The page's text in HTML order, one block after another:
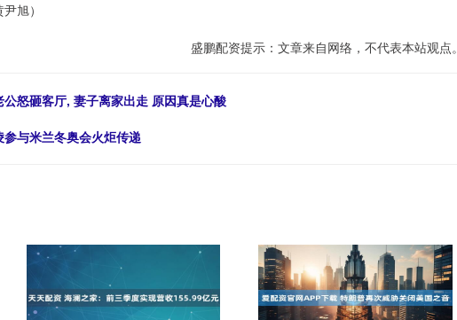
旭）
盛鹏配资提示：文章来自网络，不代表本站观点。
怒砸客厅, 妻子离家出走 原因真是心酸
与米兰冬奥会火炬传递